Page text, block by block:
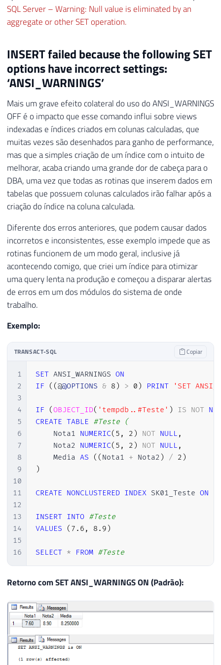
SQL Server – Warning: Null value is eliminated by an
aggregate or other SET operation.
INSERT failed because the following SET
options have incorrect settings:
‘ANSI_WARNINGS’
Mais um grave efeito colateral do uso do ANSI_WARNINGS
OFF é o impacto que esse comando influi sobre views
indexadas e índices criados em colunas calculadas, que
muitas vezes são desenhados para ganho de performance,
mas que a simples criação de um índice com o intuito de
melhorar, acaba criando uma grande dor de cabeça para o
DBA, uma vez que todas as rotinas que inserem dados em
tabelas que possuem colunas calculados irão falhar após a
criação do índice na coluna calculada.
Diferente dos erros anteriores, que podem causar dados
incorretos e inconsistentes, esse exemplo impede que as
rotinas funcionem de um modo geral, inclusive já
acontecendo comigo, que criei um índice para otimizar
uma query lenta na produção e começou a disparar alertas
de erros em um dos módulos do sistema de onde
trabalho.
Exemplo:
TRANSACT-SQL Copiar
1
2
3
4
5
6
7
8
9
10
11
12
13
14
15
16
SET ANSI_WARNINGS ON
IF
( (@@OPTIONS & 8 ) > 0 ) PRINT 'SET
IF (OBJECT_ID( 'tempdb..#Teste' ) IS NOT
CREATE TABLE #Teste (
    Nota1
NUMERIC( 5 , 2 ) NOT NULL ,
    Nota2
NUMERIC( 5 , 2 ) NOT NULL ,
    Media
AS ( ( Nota1 + Nota2 ) / 2 )
)
CREATE NONCLUSTERED INDEX SK01_Teste ON
INSERT INTO #Teste
VALUES
( 7.6 , 8.9 )
SELECT * FROM #Teste
Retorno com SET ANSI_WARNINGS ON (Padrão):